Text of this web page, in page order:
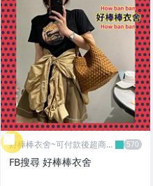
好棒棒衣舍~可付款後超商取
貨
FB搜尋 好棒棒衣舍